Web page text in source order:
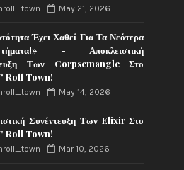
May 21, 2026
Έχει Χαθεί Για Τα Νεότερα
- Αποκλειστική
Των Corpsemangle Στο
Roll Town!
May 14, 2026
Συνέντευξη Των Elixir Στο
Roll Town!
Mar 10, 2026